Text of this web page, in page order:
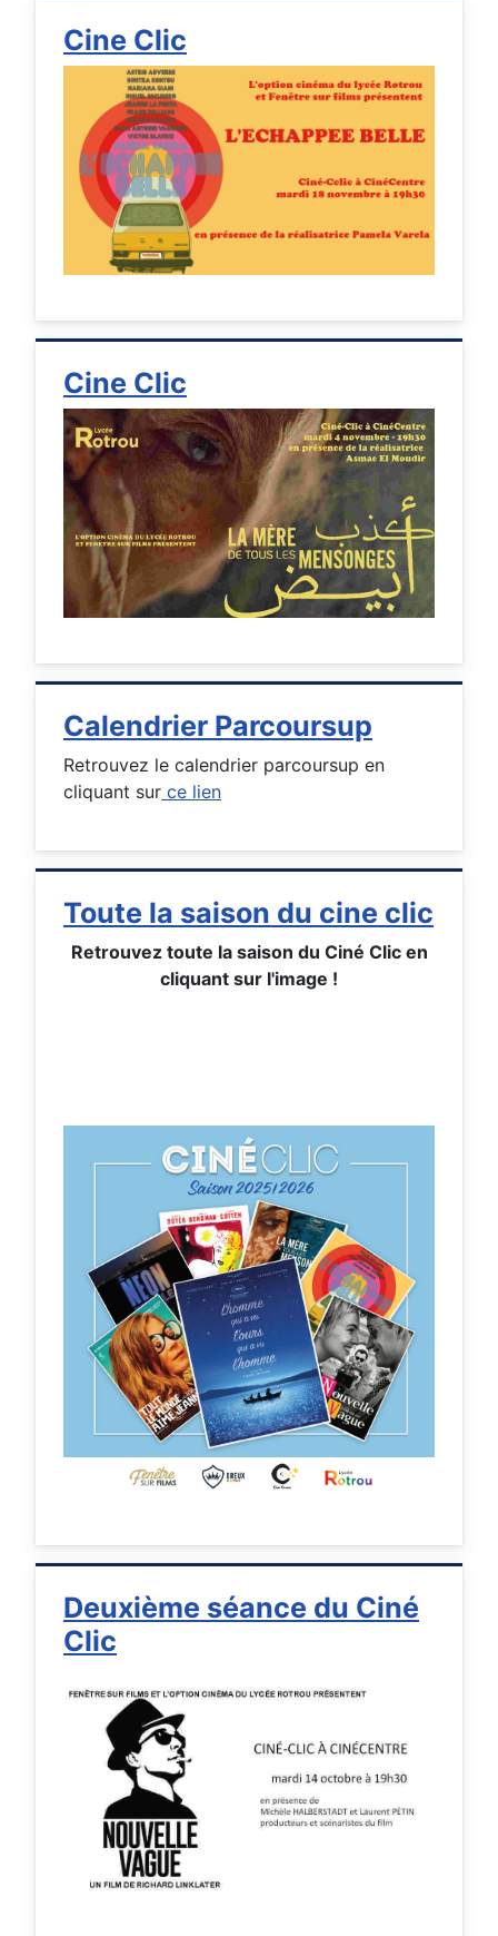
Cine Clic
Cine Clic
Calendrier Parcoursup
Retrouvez le calendrier parcoursup en
cliquant sur ce lien
Toute la saison du cine clic
Retrouvez toute la saison du Ciné Clic en
cliquant sur l'image !
Deuxième séance du Ciné
Clic